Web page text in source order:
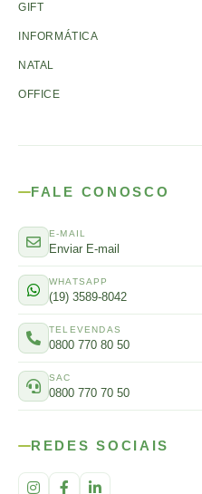
GIFT
INFORMÁTICA
NATAL
OFFICE
FALE CONOSCO
E-MAIL
Enviar E-mail
WHATSAPP
(19) 3589-8042
TELEVENDAS
0800 770 80 50
SAC
0800 770 70 50
REDES SOCIAIS